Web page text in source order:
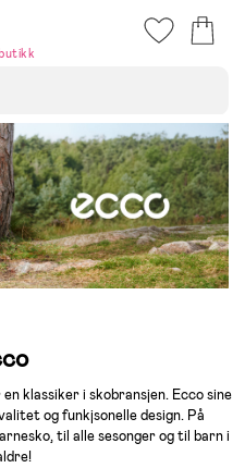
klassiker i skobransjen. Ecco sine
og funkjsonelle design. På
til alle sesonger og til barn i